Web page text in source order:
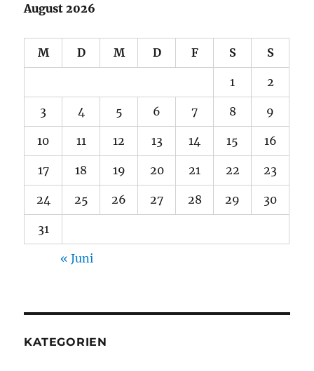
August 2026
M D M D F S S
1 2
3 4 5 6 7 8 9
10 11 12 13 14 15 16
17 18 19 20 21 22 23
24 25 26 27 28 29 30
31
« Juni
KATEGORIEN